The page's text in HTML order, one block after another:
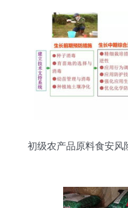
初级农产品原料食安风